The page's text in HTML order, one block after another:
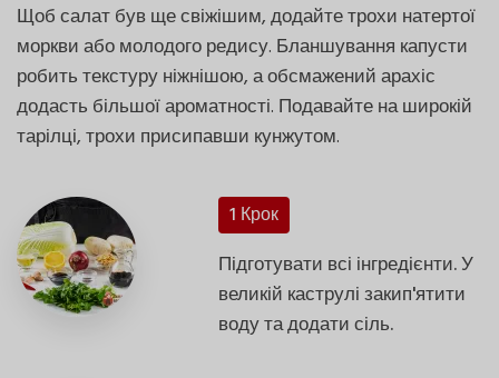
Щоб салат був ще свіжішим, додайте трохи натертої
моркви або молодого редису. Бланшування капусти
робить текстуру ніжнішою, а обсмажений арахіс
додасть більшої ароматності. Подавайте на широкій
тарілці, трохи присипавши кунжутом.
1 Крок
Підготувати всі інгредієнти. У
великій каструлі закип'ятити
воду та додати сіль.